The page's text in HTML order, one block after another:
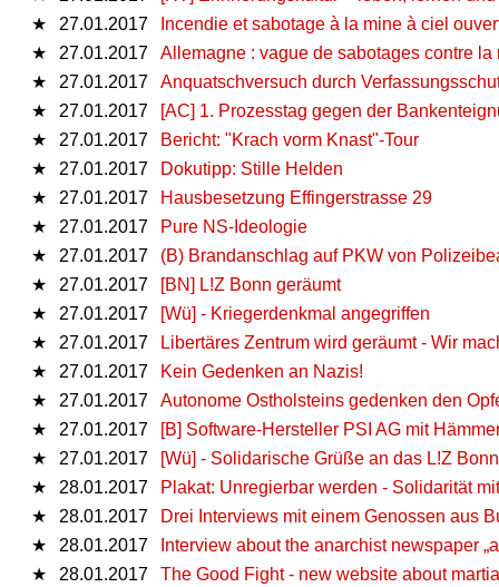
★
27.01.2017
Incendie et sabotage à la mine à ciel
★
27.01.2017
Allemagne : vague de sabotages contre
★
27.01.2017
Anquatschversuch durch
★
27.01.2017
[AC] 1. Prozesstag gegen der
★
27.01.2017
Bericht: "Krach vorm Knast"-Tour
★
27.01.2017
Dokutipp: Stille Helden
★
27.01.2017
Hausbesetzung Effingerstrasse 29
★
27.01.2017
Pure NS-Ideologie
★
27.01.2017
(B) Brandanschlag auf PKW von
★
27.01.2017
[BN] L!Z Bonn geräumt
★
27.01.2017
[Wü] - Kriegerdenkmal angegriffen
★
27.01.2017
Libertäres Zentrum wird geräumt - Wir
★
27.01.2017
Kein Gedenken an Nazis!
★
27.01.2017
Autonome Ostholsteins gedenken den
★
27.01.2017
[B] Software-Hersteller PSI AG mit
★
27.01.2017
[Wü] - Solidarische Grüße an das L!Z Bonn
★
28.01.2017
Plakat: Unregierbar werden - Solidarität
★
28.01.2017
Drei Interviews mit einem Genossen aus
★
28.01.2017
Interview about the anarchist newspaper
★
28.01.2017
The Good Fight - new website about